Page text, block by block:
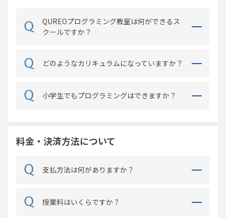
QUREOプログラミング教室は何ができるス
クールですか？
どのようなカリキュラムになっていますか？
小学生でもプログラミングはできますか？
料金・決済方法について
支払方法は何がありますか？
授業料はいくらですか？